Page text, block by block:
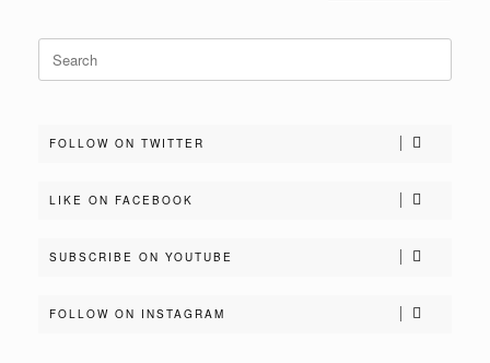
Search
for:
FOLLOW ON TWITTER
LIKE ON FACEBOOK
SUBSCRIBE ON YOUTUBE
FOLLOW ON INSTAGRAM